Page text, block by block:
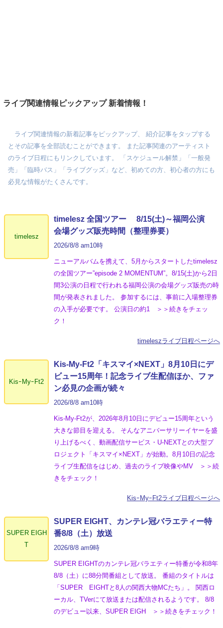
ライブ関連情報ピックアップ 新着情報！
ライブ関連情報の新着記事をピックアップ、 紹介記事をタップする
とその記事を全部読むことができます。 また記事関連のアーティスト
のライブ日程にもリンクしています。 「スケジュール解禁」「一般発
売」「臨時バス」「ライブグッズ」など、初めての方、初心者の方にも
必見な情報がたくさんです。
timelesz
timelesz 全国ツアー 8/15(土)～福岡公演
会場グッズ販売時間（整理券要）
2026/8/8 am10時
ニューアルバムを携えて、5月からスタートしたtimelesz
の全国ツアー”episode 2 MOMENTUM”。8/15(土)から2日
間3公演の日程で行われる福岡公演の会場グッズ販売の時
間が発表されました。 参加するには、事前に入場整理券
の入手が必要です。 公演日の約1 ＞＞続きをチェッ
ク！
timeleszライブ日程ページへ
KisｰMyｰFt2
Kis-My-Ft2「キスマイ×NEXT」8月10日にデ
ビュー15周年！記念ライブ生配信ほか、ファ
ン必見の企画が続々
2026/8/8 am10時
Kis-My-Ft2が、2026年8月10日にデビュー15周年という
大きな節目を迎える。 そんなアニバーサリーイヤーを盛
り上げるべく、動画配信サービス・U-NEXTとの大型プ
ロジェクト「キスマイ×NEXT」が始動。8月10日の記念
ライブ生配信をはじめ、過去のライブ映像やMV ＞＞続
きをチェック！
KisｰMyｰFt2ライブ日程ページへ
SUPER EIGH
T
SUPER EIGHT、カンテレ冠バラエティー特
番8/8（土）放送
2026/8/8 am9時
SUPER EIGHTのカンテレ冠バラエティー特番が令和8年
8/8（土）に88分間番組として放送。 番組のタイトルは
「SUPER EIGHTと8人の関西大物MCたち」。 関西ロ
ーカル、TVerにて放送または配信されるようです。 8/8
のデビュー以来、SUPER EIGH ＞＞続きをチェック！